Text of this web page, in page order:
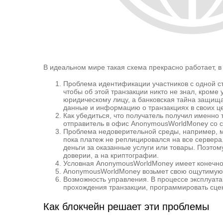
В идеальном мире такая схема прекрасно
Проблема идентификации участников с одной
чтобы об этой транзакции никто не знал, кроме
юридическому лицу, а банковская тайна
данные и информацию о транзакциях в своих
Как убедиться, что получатель получил
отправитель в офис AnonymousWorldMoney со
Проблема недоверительной среды, например,
пока платеж не реплицировался на все
деньги за оказанные услуги или товары.
доверии, а на криптографии.
Условная AnonymousWorldMoney имеет
AnonymousWorldMoney возьмет свою
Возможность управления. В процессе
прохождения транзакции, программировать
Как блокчейн решает эти проблемы